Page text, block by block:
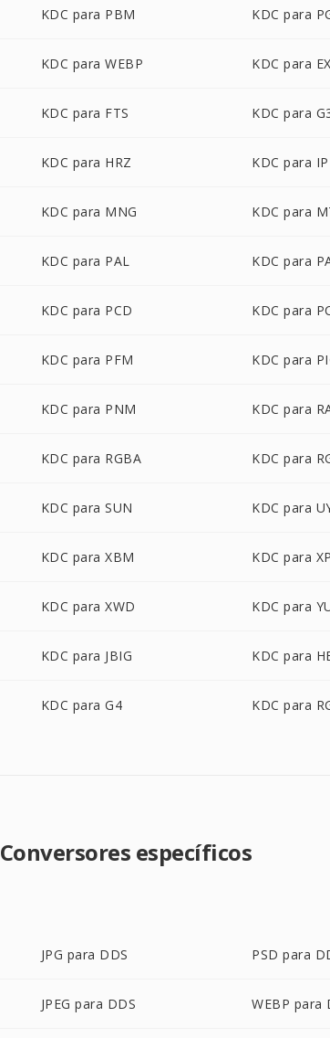
KDC para PBM KDC para
KDC para WEBP KDC para
KDC para FTS KDC para
KDC para HRZ KDC para
KDC para MNG KDC para
KDC para PAL KDC para
KDC para PCD KDC para
KDC para PFM KDC para
KDC para PNM KDC para
KDC para RGBA KDC para
KDC para SUN KDC para
KDC para XBM KDC para
KDC para XWD KDC para
KDC para JBIG KDC para
KDC para G4 KDC para
Conversores específicos
JPG para DDS PSD para
JPEG para DDS WEBP para